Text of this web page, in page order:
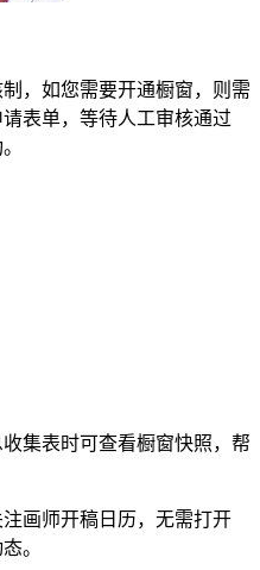
如您需要开通橱窗，则需
表单，等待人工审核通过
表时可查看橱窗快照，帮
画师开稿日历，无需打开
。